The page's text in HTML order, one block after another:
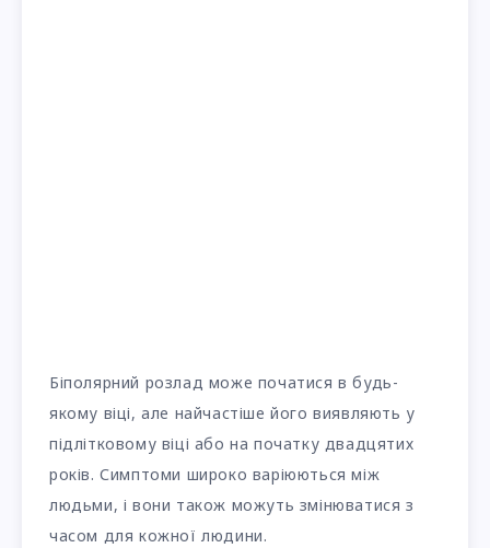
Біполярний розлад може початися в будь-
якому віці, але найчастіше його виявляють у
підлітковому віці або на початку двадцятих
років. Симптоми широко варіюються між
людьми, і вони також можуть змінюватися з
часом для кожної людини.